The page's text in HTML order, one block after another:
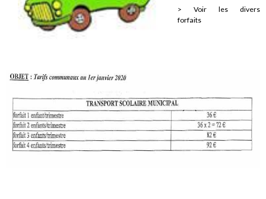
> Voir les divers
forfaits